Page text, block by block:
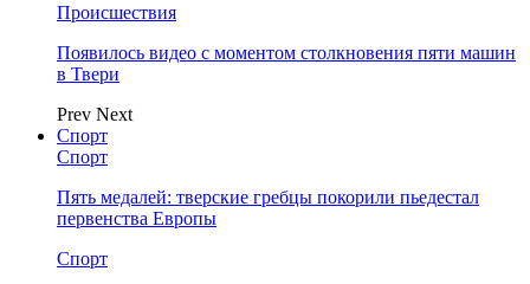
Происшествия
Появилось видео с моментом столкновения пяти машин
в Твери
Prev Next
Спорт
Спорт
Пять медалей: тверские гребцы покорили пьедестал
первенства Европы
Спорт